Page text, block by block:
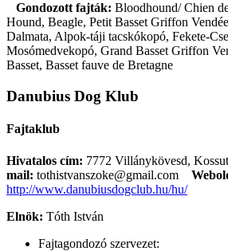
Gondozott fajták: Bloodhound/ Chien
Hound, Beagle, Petit Basset Griffon
Dalmata, Alpok-táji tacskókopó, Fekete-
Mosómedvekopó, Grand Basset Griffon
Basset, Basset fauve de Bretagne
Danubius Dog Klub
Fajtaklub
Hivatalos cím: 7772 Villánykövesd,
mail: tothistvanszoke@gmail.com
http://www.danubiusdogclub.hu/hu/
Elnök: Tóth István
Fajtagondozó szervezet: